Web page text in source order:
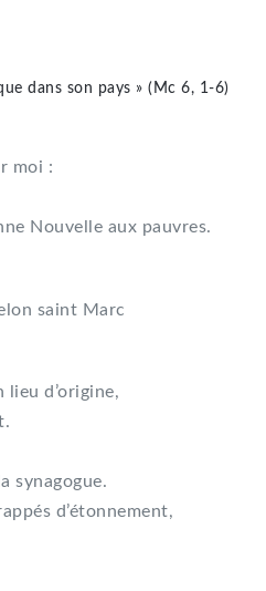
dans son pays » (Mc 6, 1-6)
est sur moi :
Nouvelle aux pauvres.
saint Marc
d’origine,
synagogue.
d’étonnement,